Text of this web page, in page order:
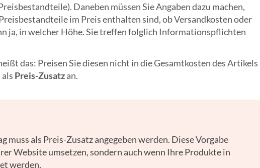
Daneben müssen Sie Angaben dazu machen,
im Preis enthalten sind, ob Versandkosten oder
ja, in welcher Höhe. Sie treffen folglich Informationspflichten
das: Preisen Sie diesen nicht in die Gesamtkosten des Artikels
Preis-Zusatzan.
muss als Preis-Zusatz angegeben werden. Diese Vorgabe
Website umsetzen, sondern auch wenn Ihre Produkte in
werden.